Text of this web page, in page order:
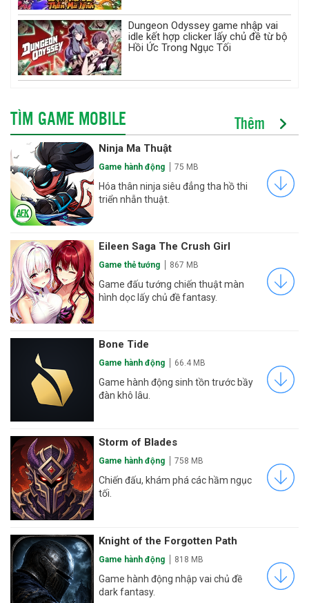
Dungeon Odyssey game nhập vai
idle kết hợp clicker lấy chủ đề từ bộ
Hồi Ức Trong Ngục Tối
TÌM GAME MOBILE Thêm
Ninja Ma Thuật
Game hành động 75 MB
Hóa thân ninja siêu đẳng tha hồ thi
triển nhẫn thuật.
Eileen Saga The Crush Girl
Game thẻ tướng 867 MB
Game đấu tướng chiến thuật màn
hình dọc lấy chủ đề fantasy.
Bone Tide
Game hành động 66.4 MB
Game hành động sinh tồn trước bầy
đàn khô lâu.
Storm of Blades
Game hành động 758 MB
Chiến đấu, khám phá các hầm ngục
tối.
Knight of the Forgotten Path
Game hành động 818 MB
Game hành động nhập vai chủ đề
dark fantasy.